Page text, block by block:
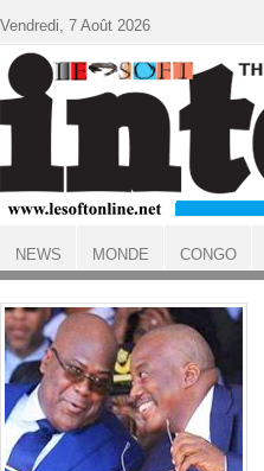
ACCUEIL
Vendredi, 7 Août 2026
NEWS MONDE CONGO